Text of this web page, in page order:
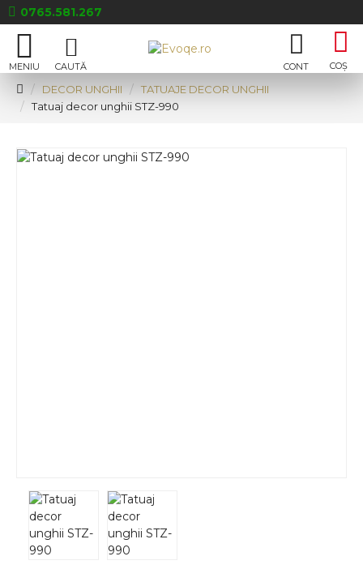
0765.581.267
DECOR UNGHII
TATUAJE DECOR UNGHII
Tatuaj decor unghii STZ-990